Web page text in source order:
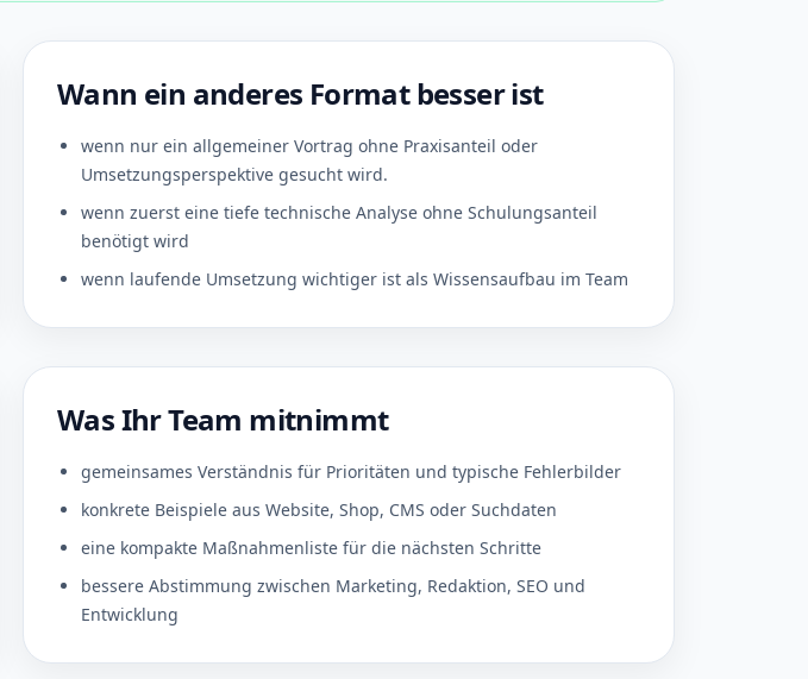
Wann ein anderes Format besser ist
wenn nur ein allgemeiner Vortrag ohne Praxisanteil oder
Umsetzungsperspektive gesucht wird.
wenn zuerst eine tiefe technische Analyse ohne Schulungsanteil
benötigt wird
wenn laufende Umsetzung wichtiger ist als Wissensaufbau im Team
Was Ihr Team mitnimmt
gemeinsames Verständnis für Prioritäten und typische Fehlerbilder
konkrete Beispiele aus Website, Shop, CMS oder Suchdaten
eine kompakte Maßnahmenliste für die nächsten Schritte
bessere Abstimmung zwischen Marketing, Redaktion, SEO und
Entwicklung